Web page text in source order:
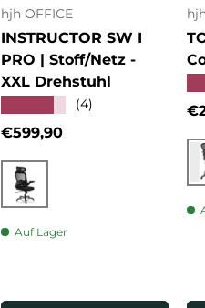
hjh OFFICE
INSTRUCTOR SW I
PRO | Stoff/Netz -
XXL Drehstuhl
(4)
Normaler Preis
€599,90
Schwarz
Auf Lager